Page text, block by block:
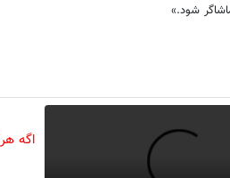
شود.»
اگه